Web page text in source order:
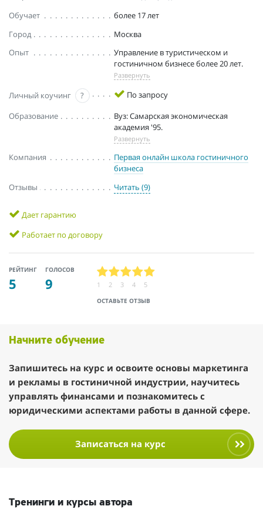
Обучает
более 17 лет
Город
Москва
Опыт
Управление в туристическом и
гостиничном бизнесе более 20 лет.
Развернуть
Личный коучинг ?
По запросу
Образование
Вуз: Самарская экономическая
академия '95.
Развернуть
Компания
Первая онлайн школа гостиничного
бизнеса
Отзывы
Читать (9)
Дает гарантию
Работает по договору
РЕЙТИНГ
5
ГОЛОСОВ
9
ОСТАВЬТЕ ОТЗЫВ
1 2 3 4 5
Начните обучение
Запишитесь на курс и освоите основы маркетинга
и рекламы в гостиничной индустрии, научитесь
управлять финансами и познакомитесь с
юридическими аспектами работы в данной сфере.
Записаться на курс
Тренинги и курсы автора